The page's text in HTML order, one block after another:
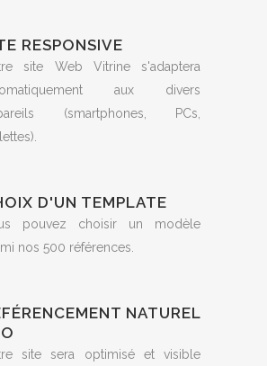
RESPONSIVE
site Web Vitrine s'adaptera
aux divers
(smartphones, PCs,
D'UN TEMPLATE
pouvez choisir un modèle
nos 500 références.
NATUREL
site sera optimisé et visible